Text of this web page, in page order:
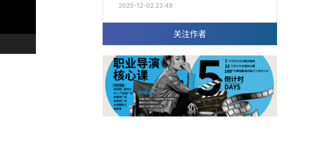
2025-12-02 23:49
关注作者